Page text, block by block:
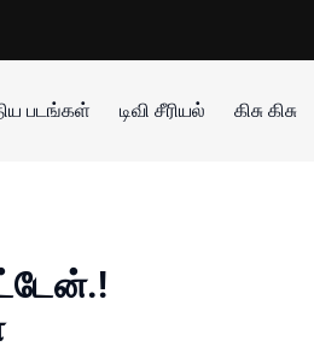
படங்கள் டிவி சீரியல் கிசு கிசு